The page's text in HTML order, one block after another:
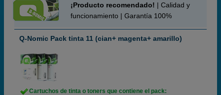
¡Producto recomendado! | Calidad y
funcionamiento | Garantía 100%
Q-Nomic Pack tinta 11 (cian+ magenta+ amarillo)
Cartuchos de tinta o toners que contiene el pack: